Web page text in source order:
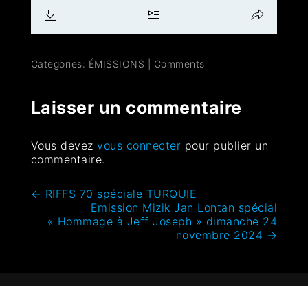
Categories: ÉMISSIONS Comments
Laisser un commentaire
Vous devezvous connecter pour publier un
commentaire.
← RIFFS 70 spéciale TURQUIE
Emission Mizik Jan Lontan spécial
« Hommage à Jeff Joseph » dimanche 24
novembre 2024 →